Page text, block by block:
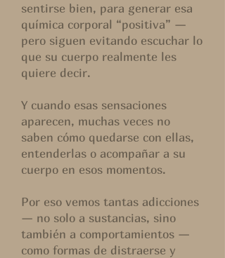
sentirse bien, para generar esa
química corporal “positiva” —
pero siguen evitando escuchar lo
que su cuerpo realmente les
quiere decir.
Y cuando esas sensaciones
aparecen, muchas veces no
saben cómo quedarse con ellas,
entenderlas o acompañar a su
cuerpo en esos momentos.
Por eso vemos tantas adicciones
— no solo a sustancias, sino
también a comportamientos —
como formas de distraerse y